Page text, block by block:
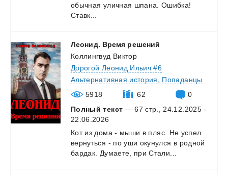
обычная уличная шпана. Ошибка!
Ставк...
Леонид. Время решений
Коллингвуд Виктор
Дорогой Леонид Ильич #6
Альтернативная история
Попаданцы
5918
62
0
Полный текст — 67 стр., 24.12.2025 -
22.06.2026
Кот из дома - мыши в пляс. Не успел
вернуться - по уши окунулся в родной
бардак.
Думаете, при Стали...